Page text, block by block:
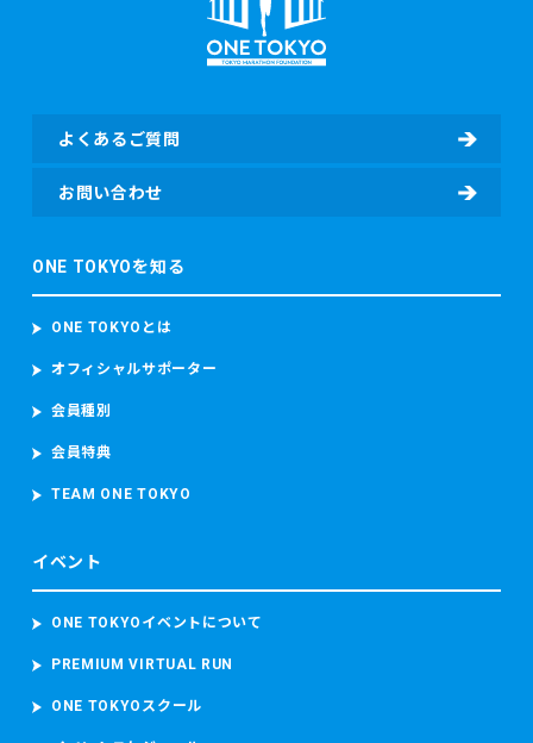
知的障害、車いす）の有無、臓器移植の有無、伴走者の有
無）（該当する場合）、寄付者情報（所属先、住所、電話番
号、部署名、役職、担当者氏名、担当者電子メールアドレ
得し、取り扱います。
・東京マラソン等にご参加いただく場合
検査の結果を取得することがあります。 東京マラソン等に参
加する場合、上記のデータのほか、顔写真、カメラ映像、本
加者本人であることを確認するため参加者の顔写真を撮影
映像（参加者の容貌が写り込むことがあります。）を撮影
し、これらを取り扱います。
真、カメラ映像、本大会記録並び本大会中の中途記録及び推
参加者の顔写真を撮影し、本大会中におけるコースの安全管
理のために監視カメラ映像（参加者の容貌が写り込むことが
あります。）を撮影し、これらを取り扱います。
・救護又は病院への搬送が必要となった場合
療中の病気、現在服用中の薬、アレルギー、傷病名、症状、
よくあるご質問
お問い合わせ
ONE TOKYOを知る
ONE TOKYOとは
オフィシャルサポーター
会員種別
会員特典
TEAM ONE TOKYO
イベント
ONE TOKYOイベントについて
PREMIUM VIRTUAL RUN
ONE TOKYOスクール